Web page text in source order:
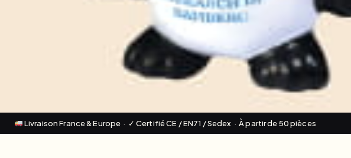
Livraison France & Europe · ✓ Certifié CE / EN71 / Sedex · À partir de 50 pièces